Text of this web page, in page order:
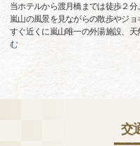
当ホテルから渡月橋までは徒歩２分。
嵐山の風景を見ながらの散歩やジョ
すぐ近くに嵐山唯一の外湯施設、
む
交